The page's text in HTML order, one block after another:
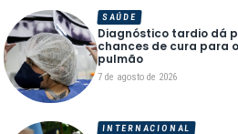
Diagnóstico tardio dá
chances de cura para
pulmão
7 de agosto de 2026
SAÚDE
INTERNACIONAL